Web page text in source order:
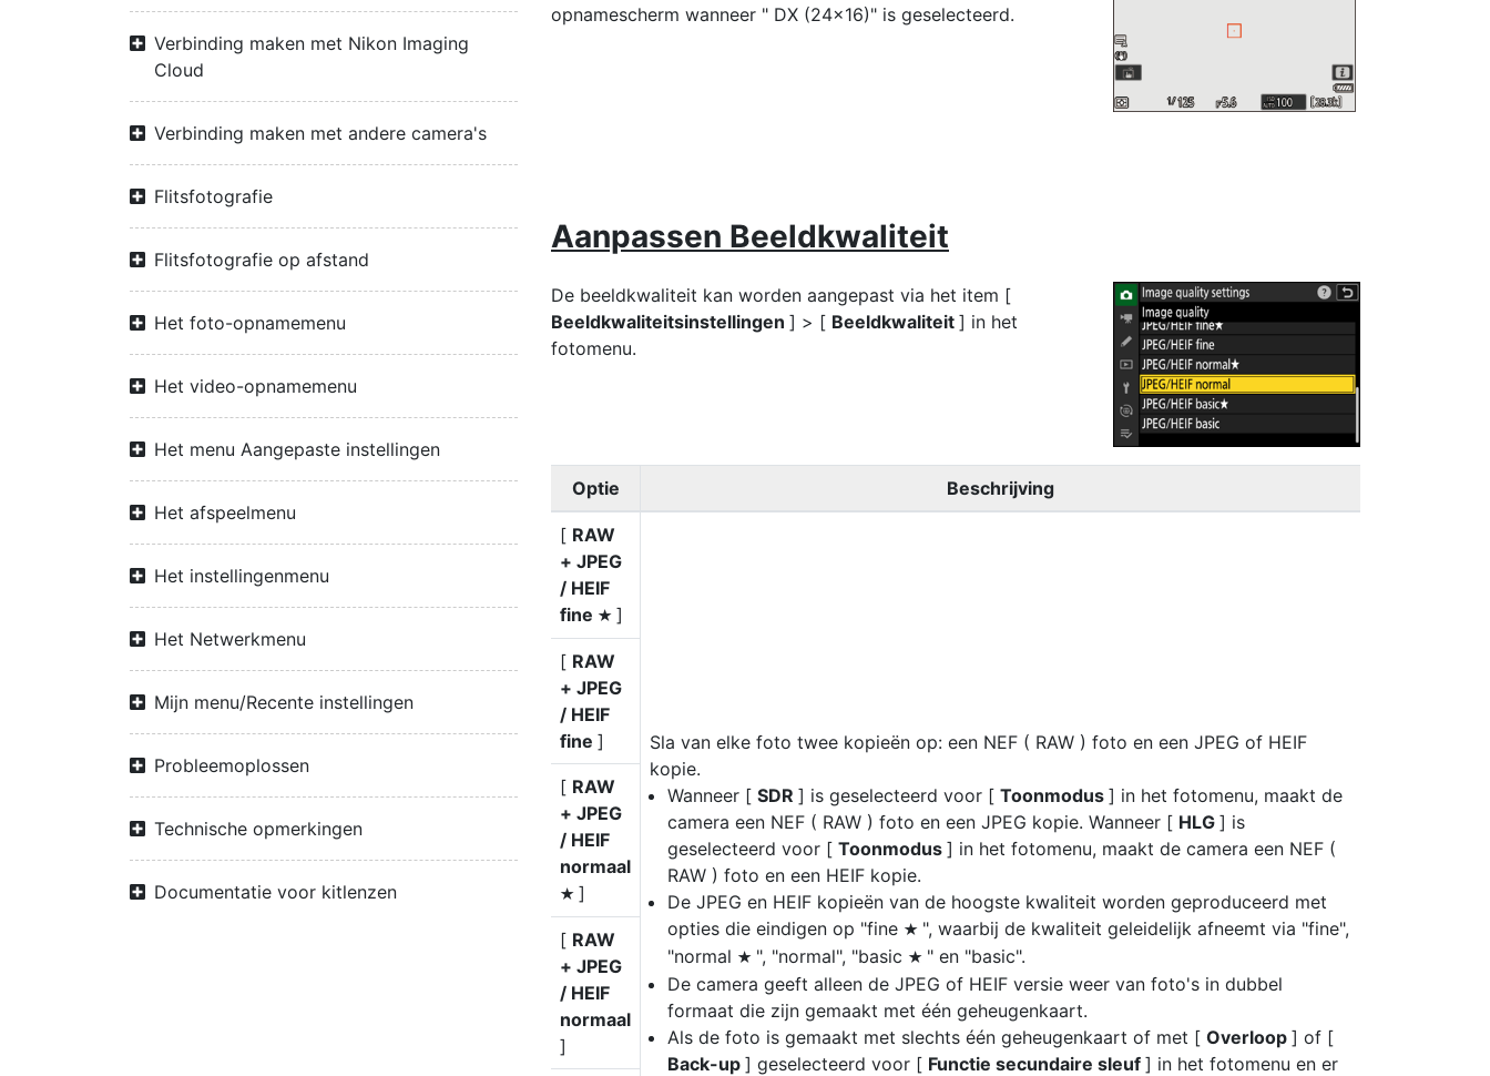
Verbinding maken met Nikon Imaging
Cloud
Verbinding maken met andere camera's
Flitsfotografie
Flitsfotografie op afstand
Het foto-opnamemenu
Het video-opnamemenu
Het menu Aangepaste instellingen
Het afspeelmenu
Het instellingenmenu
Het Netwerkmenu
Mijn menu/Recente instellingen
Probleemoplossen
Technische opmerkingen
Documentatie voor kitlenzen
opnamescherm wanneer " DX (24×16)" is geselecteerd.
Aanpassen Beeldkwaliteit
De beeldkwaliteit kan worden aangepast via het item [
Beeldkwaliteitsinstellingen ] > [ Beeldkwaliteit ] in het
fotomenu.
Optie Beschrijving
[ RAW
+ JPEG
/ HEIF
fine m ]
Sla van elke foto twee kopieën op: een NEF ( RAW ) foto en een JPEG of HEIF
kopie.
Wanneer [ SDR ] is geselecteerd voor [ Toonmodus ] in het fotomenu, maakt de
camera een NEF ( RAW ) foto en een JPEG kopie. Wanneer [ HLG ] is
geselecteerd voor [ Toonmodus ] in het fotomenu, maakt de camera een NEF (
RAW ) foto en een HEIF kopie.
De JPEG en HEIF kopieën van de hoogste kwaliteit worden geproduceerd met
opties die eindigen op "fine m ", waarbij de kwaliteit geleidelijk afneemt via "fine",
"normal m ", "normal", "basic m " en "basic".
De camera geeft alleen de JPEG of HEIF versie weer van foto's in dubbel
formaat die zijn gemaakt met één geheugenkaart.
Als de foto is gemaakt met slechts één geheugenkaart of met [ Overloop ] of [
Back-up ] geselecteerd voor [ Functie secundaire sleuf ] in het fotomenu en er
[ RAW
+ JPEG
/ HEIF
fine ]
[ RAW
+ JPEG
/ HEIF
normaal
m ]
[ RAW
+ JPEG
/ HEIF
normaal
]